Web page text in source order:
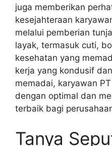
juga memberikan
kesejahteraan
melalui pemberian
layak, termasuk cuti,
kesehatan yang
kerja yang kondusif
memadai, karyawan
dengan optimal dan
terbaik bagi
Tanya